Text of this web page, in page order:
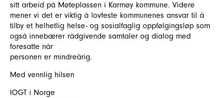
sitt arbeid på Møteplassen i Karmøy kommune. Videre
mener vi det er viktig å lovfeste kommunenes ansvar til å
tilby et helhetlig helse- og sosialfaglig oppfølgingsløp som
også innebærer rådgivende samtaler og dialog med
foresatte når
personen er mindreårig.
Med vennlig hilsen
IOGT i Norge